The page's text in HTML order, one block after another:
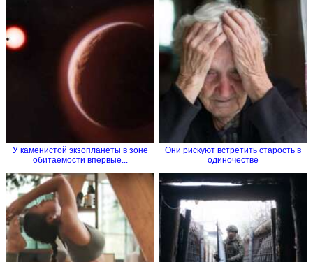
У каменистой экзопланеты в зоне
обитаемости впервые...
Они рискуют встретить старость в
одиночестве